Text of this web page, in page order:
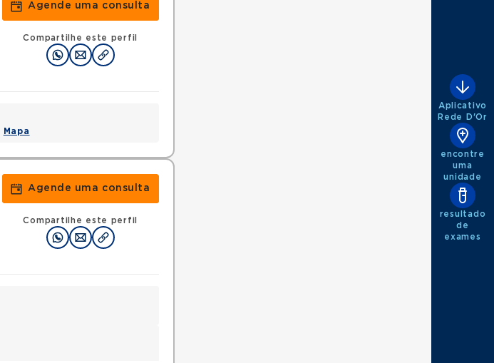
Agende uma consulta
Compartilhe este perfil
Mapa
Agende uma consulta
Compartilhe este perfil
Aplicativo
Rede D'Or
encontre
uma
unidade
resultado
de
exames